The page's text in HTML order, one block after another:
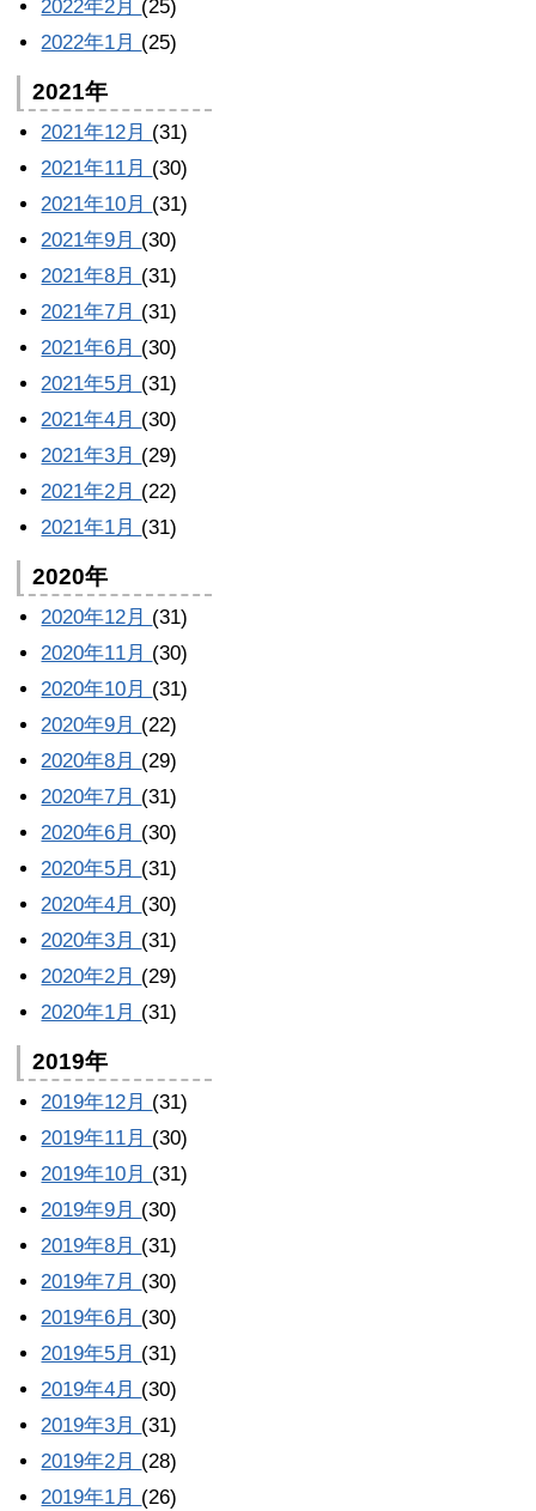
2022年2月 (25)
2022年1月 (25)
2021年
2021年12月 (31)
2021年11月 (30)
2021年10月 (31)
2021年9月 (30)
2021年8月 (31)
2021年7月 (31)
2021年6月 (30)
2021年5月 (31)
2021年4月 (30)
2021年3月 (29)
2021年2月 (22)
2021年1月 (31)
2020年
2020年12月 (31)
2020年11月 (30)
2020年10月 (31)
2020年9月 (22)
2020年8月 (29)
2020年7月 (31)
2020年6月 (30)
2020年5月 (31)
2020年4月 (30)
2020年3月 (31)
2020年2月 (29)
2020年1月 (31)
2019年
2019年12月 (31)
2019年11月 (30)
2019年10月 (31)
2019年9月 (30)
2019年8月 (31)
2019年7月 (30)
2019年6月 (30)
2019年5月 (31)
2019年4月 (30)
2019年3月 (31)
2019年2月 (28)
2019年1月 (26)